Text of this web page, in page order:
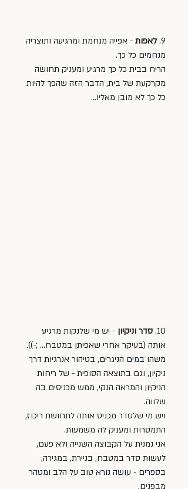
9. לאפות - אפייה מנחמת ומרגיעה ותוצריה
מנחמים כל כך.
הריח בבית כל כך מרגיע ומעניק תחושה
מקרקעת של בית, הדבר הזה שהפך להיות
כל כך לא מובן מאליו…
10. סדר וניקיון - יש מי שלנקות מרגיע
אותה (בעיקר אחרי שאפיתן במטבח… ;-)).
משהו במים הניגרים, בטיהור אנרגיות דרך
ניקיון, וגם בתוצאה הסופית - של ריחות
הניקיון והמראה הנקי, ממש מכניסים בה
שלווה.
ויש מי שלסדר מכניס אותה לתחושת ריכוז,
התמסרות ומעניק לה משמעות.
אני נמנית על הקבוצה השנייה ולא פעם,
לעשות סדר במטבח, בניירת, במגירה,
בספרים - עושה נורא טוב על הלב ומטהר
מבפנים.